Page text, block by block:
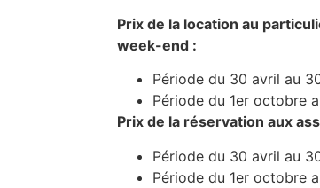
Prix de la location au
week-end :
Période du 30 avril au
Période du 1er octobre
Prix de la réservation aux
Période du 30 avril au
Période du 1er octobre